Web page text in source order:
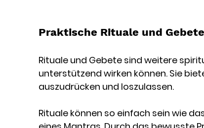
Praktische Rituale und Gebete
Rituale und Gebete sind weitere
unterstützend wirken können. Sie
auszudrücken und loszulassen.
Rituale können so einfach sein wie